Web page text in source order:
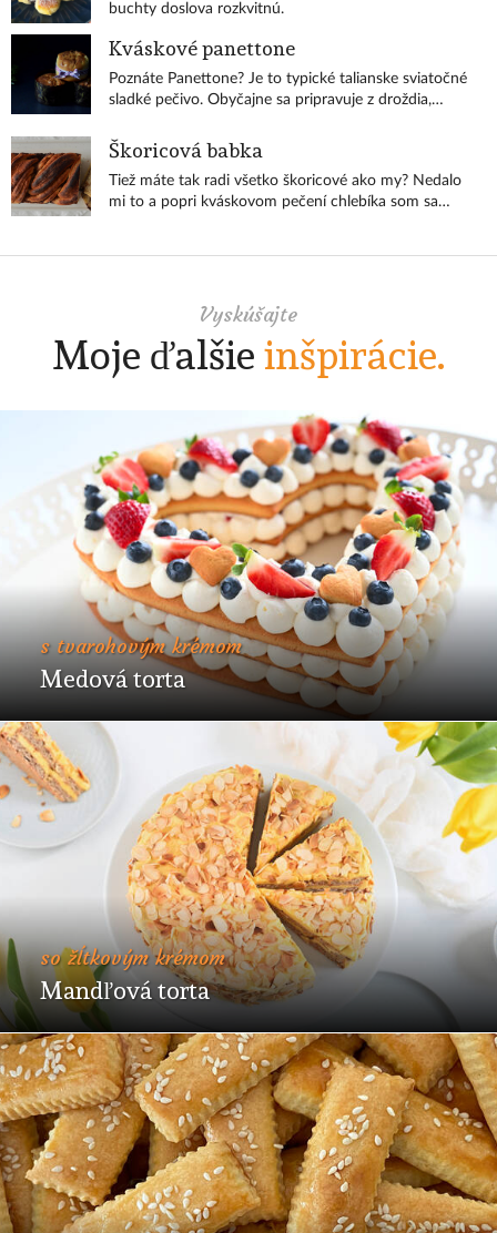
buchty doslova rozkvitnú.
Kváskové panettone
Poznáte Panettone? Je to typické talianske sviatočné
sladké pečivo. Obyčajne sa pripravuje z droždia,
mandlí... Ja som si tento rok vytýčila ako výzvu jeho
kváskovú úpravu. I keď je príprava cesta o niečo
zdĺhavejšia, nie je to nič náročné a výsledo
Škoricová babka
Tiež máte tak radi všetko škoricové ako my? Nedalo
mi to a popri kváskovom pečení chlebíka som sa
Vyskúšajte
Moje ďalšie inšpirácie.
s tvarohovým krémom
Medová torta
so žĺtkovým krémom
Mandľová torta